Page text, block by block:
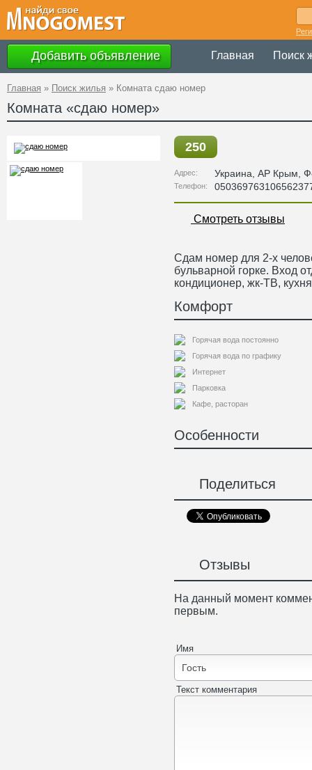
Добавить объявление Главная Поиск
Главная » Поиск жилья » Комната сдаю номер
Комната «сдаю номер»
250
Адрес: Украина АР Крым ,
Телефон:
Смотреть отзывы
Сдам номер для 2-х
бульварной горке. Вход
кондиционер, жк-ТВ,
Комфорт
Горячая вода постоянно
Горячая вода по графику
Интернет
Парковка
Кафе, расторан
Особенности
Поделиться
Отзывы
На данный момент
первым.
Имя
Текст комментария